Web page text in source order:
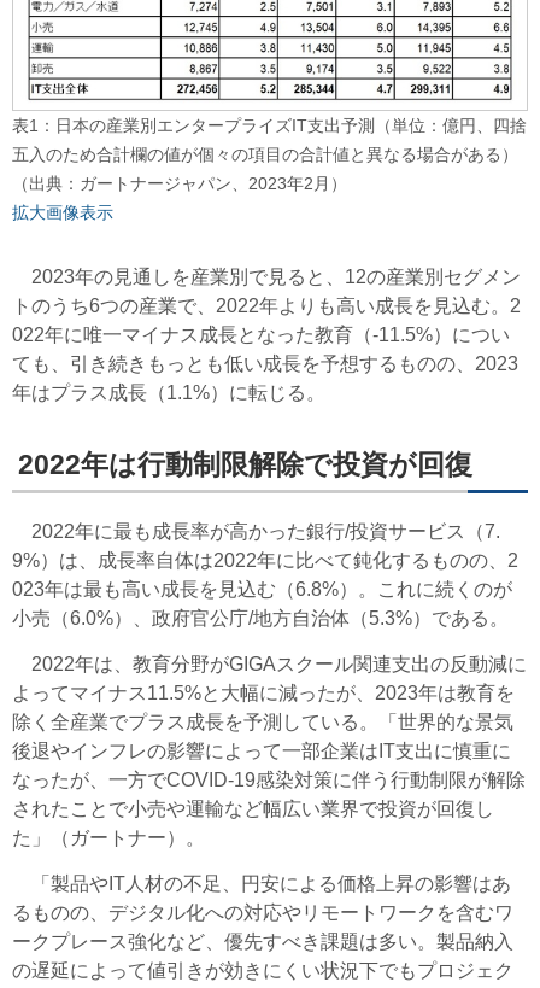
表1：日本の産業別エンタープライズIT支出予測（単位：億円、四捨
五入のため合計欄の値が個々の項目の合計値と異なる場合がある）
（出典：ガートナージャパン、2023年2月）
拡大画像表示
2023年の見通しを産業別で見ると、12の産業別セグメン
トのうち6つの産業で、2022年よりも高い成長を見込む。2
022年に唯一マイナス成長となった教育（-11.5%）につい
ても、引き続きもっとも低い成長を予想するものの、2023
年はプラス成長（1.1%）に転じる。
2022年は行動制限解除で投資が回復
2022年に最も成長率が高かった銀行/投資サービス（7.
9%）は、成長率自体は2022年に比べて鈍化するものの、2
023年は最も高い成長を見込む（6.8%）。これに続くのが
小売（6.0%）、政府官公庁/地方自治体（5.3%）である。
2022年は、教育分野がGIGAスクール関連支出の反動減に
よってマイナス11.5%と大幅に減ったが、2023年は教育を
除く全産業でプラス成長を予測している。「世界的な景気
後退やインフレの影響によって一部企業はIT支出に慎重に
なったが、一方でCOVID-19感染対策に伴う行動制限が解除
されたことで小売や運輸など幅広い業界で投資が回復し
た」（ガートナー）。
「製品やIT人材の不足、円安による価格上昇の影響はあ
るものの、デジタル化への対応やリモートワークを含むワ
ークプレース強化など、優先すべき課題は多い。製品納入
の遅延によって値引きが効きにくい状況下でもプロジェク